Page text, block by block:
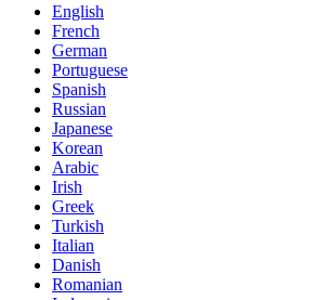
English
French
German
Portuguese
Spanish
Russian
Japanese
Korean
Arabic
Irish
Greek
Turkish
Italian
Danish
Romanian